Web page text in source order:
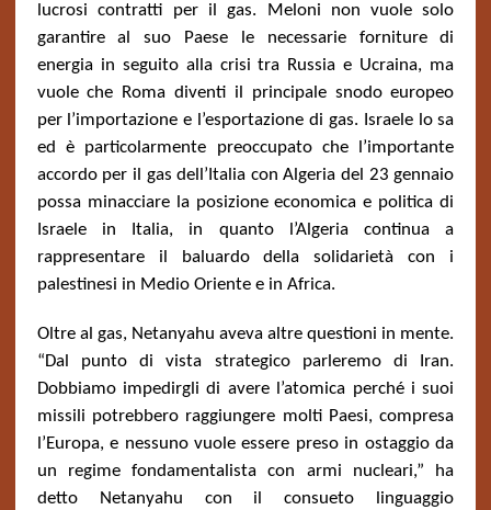
lucrosi contratti per il gas. Meloni non vuole solo
garantire al suo Paese le necessarie forniture di
energia in seguito alla crisi tra Russia e Ucraina, ma
vuole che Roma diventi il principale snodo europeo
per l’importazione e l’esportazione di gas. Israele lo sa
ed è particolarmente preoccupato che l’importante
accordo per il gas dell’Italia con Algeria del 23 gennaio
possa minacciare la posizione economica e politica di
Israele in Italia, in quanto l’Algeria continua a
rappresentare il baluardo della solidarietà con i
palestinesi in Medio Oriente e in Africa.
Oltre al gas, Netanyahu aveva altre questioni in mente.
“Dal punto di vista strategico parleremo di Iran.
Dobbiamo impedirgli di avere l’atomica perché i suoi
missili potrebbero raggiungere molti Paesi, compresa
l’Europa, e nessuno vuole essere preso in ostaggio da
un regime fondamentalista con armi nucleari,” ha
detto Netanyahu con il consueto linguaggio